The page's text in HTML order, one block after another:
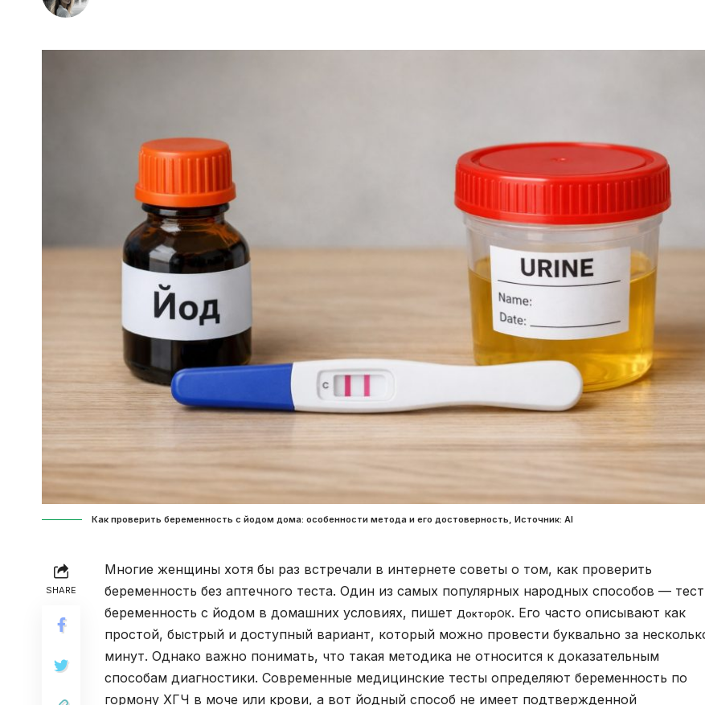
Как проверить беременность с йодом дома: особенности метода и его достоверность, Источник: Al
SHARE
Многие женщины хотя бы раз встречали в интернете советы о том, как проверить
беременность без аптечного теста. Один из самых популярных народных способов —
беременность с йодом в домашних условиях, пишет ДокторОК. Его часто описывают как
простой, быстрый и доступный вариант, который можно провести буквально за
минут. Однако важно понимать, что такая методика не относится к доказательным
способам диагностики. Современные медицинские тесты определяют беременность по
гормону ХГЧ в моче или крови, а вот йодный способ не имеет подтвержденной